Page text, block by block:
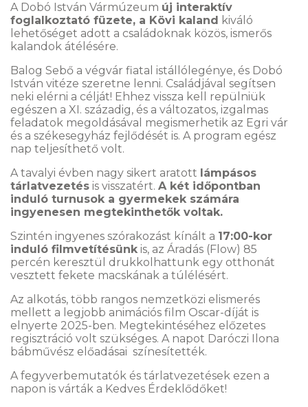
A Dobó István Vármúzeum új interaktív
foglalkoztató füzete, a Kövi kaland kiváló
lehetőséget adott a családoknak közös, ismerős
kalandok átélésére.
Balog Sebő a végvár fiatal istállólegénye, és Dobó
István vitéze szeretne lenni. Családjával segítsen
neki elérni a célját! Ehhez vissza kell repülniük
egészen a XI. századig, és a változatos, izgalmas
feladatok megoldásával megismerhetik az Egri vár
és a székesegyház fejlődését is. A program egész
nap teljesíthető volt.
A tavalyi évben nagy sikert aratott lámpásos
tárlatvezetés is visszatért. A két időpontban
induló turnusok a gyermekek számára
ingyenesen megtekinthetők voltak.
Szintén ingyenes szórakozást kínált a 17:00-kor
induló filmvetítésünk is, az Áradás (Flow) 85
percén keresztül drukkolhattunk egy otthonát
vesztett fekete macskának a túlélésért.
Az alkotás, több rangos nemzetközi elismerés
mellett a legjobb animációs film Oscar-díját is
elnyerte 2025-ben. Megtekintéséhez előzetes
regisztráció volt szükséges. A napot Daróczi Ilona
bábművész előadásai színesítették.
A fegyverbemutatók és tárlatvezetések ezen a
napon is várták a Kedves Érdeklődőket!